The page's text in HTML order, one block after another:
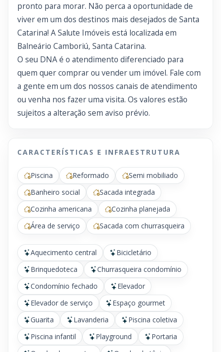
pronto para morar. Não perca a oportunidade de
viver em um dos destinos mais desejados de Santa
Catarina! A Salute Imóveis está localizada em
Balneário Camboriú, Santa Catarina.
O seu DNA é o atendimento diferenciado para
quem quer comprar ou vender um imóvel. Fale com
a gente em um dos nossos canais de atendimento
ou venha nos fazer uma visita. Os valores estão
sujeitos a alteração sem aviso prévio.
CARACTERÍSTICAS E INFRAESTRUTURA
Piscina Reformado
Semi mobiliado
Banheiro social
Sacada integrada
Cozinha americana
Cozinha planejada
Área de serviço
Sacada com churrasqueira
Aquecimento central
Bicicletário
Brinquedoteca
Churrasqueira condomínio
Condomínio fechado
Elevador
Elevador de serviço
Espaço gourmet
Guarita
Lavanderia
Piscina coletiva
Piscina infantil
Playground
Portaria